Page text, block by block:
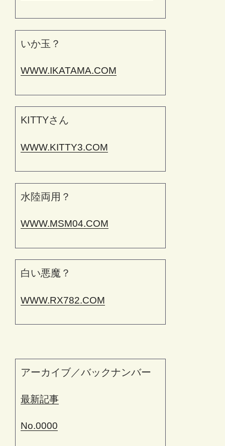
いか玉？
WWW.IKATAMA.COM
KITTYさん
WWW.KITTY3.COM
水陸両用？
WWW.MSM04.COM
白い悪魔？
WWW.RX782.COM
アーカイブ／バックナンバー
最新記事
No.0000